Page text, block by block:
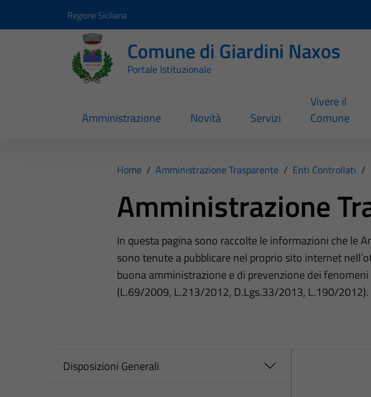
Regione Siciliana
Comune di Giardini Naxos
Portale Istituzionale
Amministrazione Novità Servizi
Vivere il
Comune
Home / Amministrazione Trasparente / Enti Controllati /
Amministrazione
In questa pagina sono raccolte le informazioni che le
sono tenute a pubblicare nel proprio sito internet
buona amministrazione e di prevenzione dei
(L.69/2009, L.213/2012, D.Lgs.33/2013, L.190/2012).
Disposizioni Generali